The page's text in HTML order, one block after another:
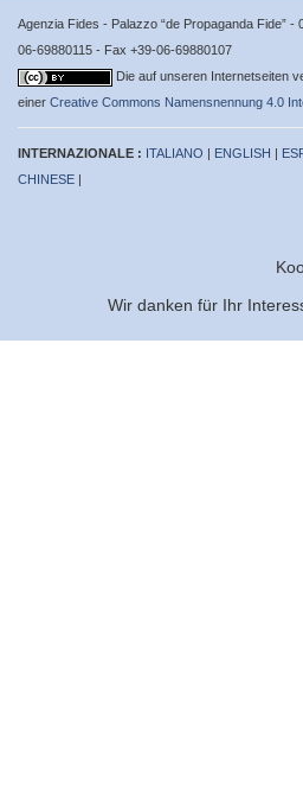
Agenzia Fides - Palazzo “de Propaganda Fide” -
06-69880115 - Fax +39-06-69880107
Die auf unseren Internetseiten
einer Creative Commons Namensnennung 4.0
INTERNAZIONALE : ITALIANO | ENGLISH |
CHINESE |
Wir danken für Ihr